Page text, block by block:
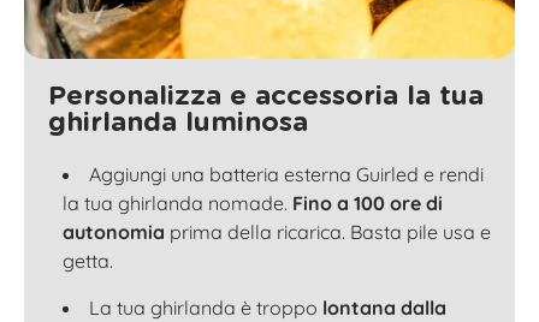
Personalizza e accessoria la tua
ghirlanda luminosa
Aggiungi una batteria esterna Guirled e rendi
la tua ghirlanda nomade. Fino a 100 ore di
autonomia prima della ricarica. Basta pile usa e
getta.
La tua ghirlanda è troppo lontana dalla